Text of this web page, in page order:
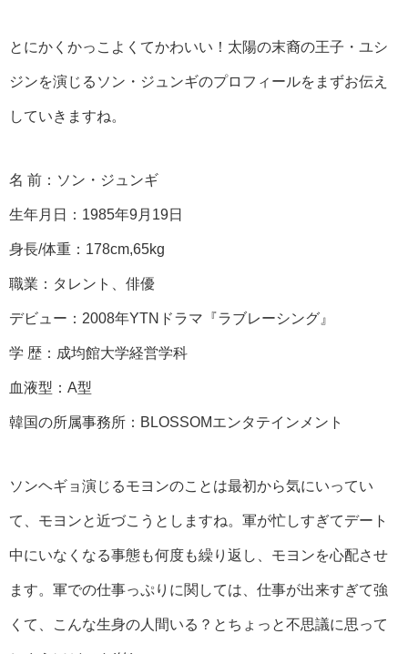
とにかくかっこよくてかわいい！太陽の末裔の王子・ユシ
ジンを演じるソン・ジュンギのプロフィールをまずお伝え
していきますね。
名 前：ソン・ジュンギ
生年月日：1985年9月19日
身長/体重：178cm,65kg
職業：タレント、俳優
デビュー：2008年YTNドラマ『ラブレーシング』
学 歴：成均館大学経営学科
血液型：A型
韓国の所属事務所：BLOSSOMエンタテインメント
ソンヘギョ演じるモヨンのことは最初から気にいってい
て、モヨンと近づこうとしますね。軍が忙しすぎてデート
中にいなくなる事態も何度も繰り返し、モヨンを心配させ
ます。軍での仕事っぷりに関しては、仕事が出来すぎて強
くて、こんな生身の人間いる？とちょっと不思議に思って